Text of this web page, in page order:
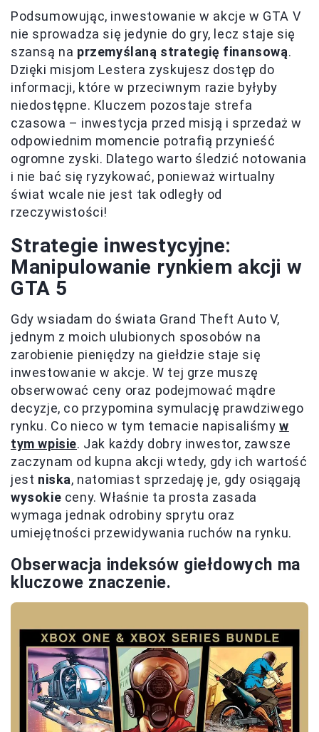
Podsumowując, inwestowanie w akcje w GTA V
nie sprowadza się jedynie do gry, lecz staje się
szansą na przemyślaną strategię finansową.
Dzięki misjom Lestera zyskujesz dostęp do
informacji, które w przeciwnym razie byłyby
niedostępne. Kluczem pozostaje strefa
czasowa – inwestycja przed misją i sprzedaż w
odpowiednim momencie potrafią przynieść
ogromne zyski. Dlatego warto śledzić notowania
i nie bać się ryzykować, ponieważ wirtualny
świat wcale nie jest tak odległy od
rzeczywistości!
Strategie inwestycyjne:
Manipulowanie rynkiem akcji w
GTA 5
Gdy wsiadam do świata Grand Theft Auto V,
jednym z moich ulubionych sposobów na
zarobienie pieniędzy na giełdzie staje się
inwestowanie w akcje. W tej grze muszę
obserwować ceny oraz podejmować mądre
decyzje, co przypomina symulację prawdziwego
rynku. Co nieco w tym temacie napisaliśmyw
tym wpisie. Jak każdy dobry inwestor, zawsze
zaczynam od kupna akcji wtedy, gdy ich wartość
jest niska, natomiast sprzedaję je, gdy osiągają
wysokie ceny. Właśnie ta prosta zasada
wymaga jednak odrobiny sprytu oraz
umiejętności przewidywania ruchów na rynku.
Obserwacja indeksów giełdowych ma
kluczowe znaczenie.